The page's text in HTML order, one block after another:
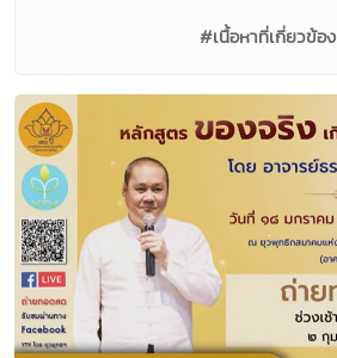
#เนื้อหาที่เกี่ยวข้อง